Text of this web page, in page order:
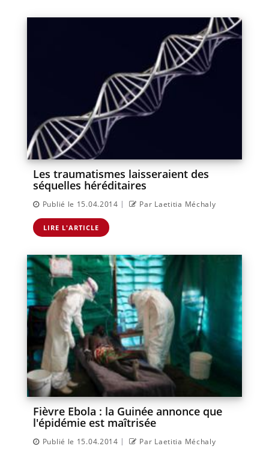
Les traumatismes laisseraient des
séquelles héréditaires
Publié le 15.04.2014 | Par Laetitia Méchaly
LIRE L'ARTICLE
Fièvre Ebola : la Guinée annonce que
l'épidémie est maîtrisée
Publié le 15.04.2014 | Par Laetitia Méchaly